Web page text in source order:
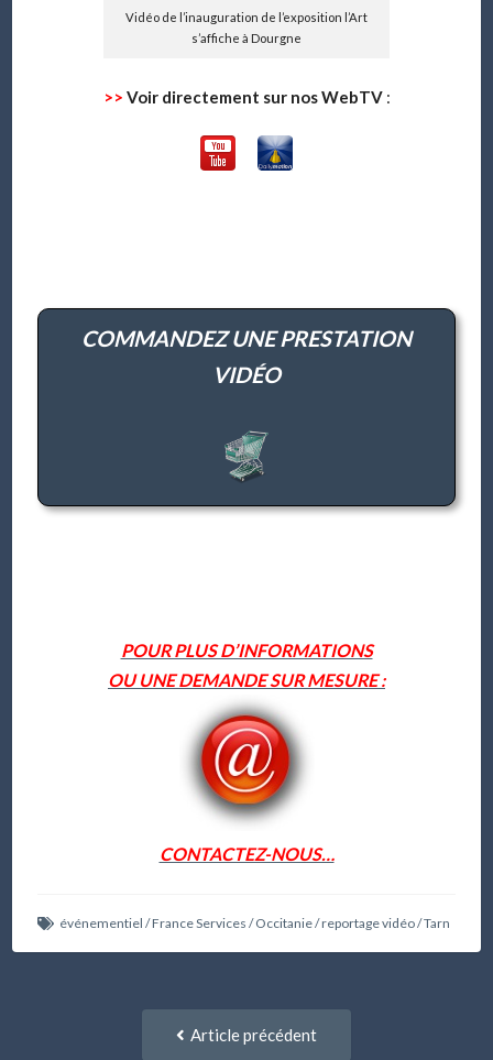
Vidéo de l’inauguration de l’exposition l’Art
s’affiche à Dourgne
>> Voir directement sur nos WebTV:
COMMANDEZ UNE PRESTATION
VIDÉO
POUR PLUS D’INFORMATIONS
OU UNE DEMANDE SUR MESURE :
CONTACTEZ-NOUS…
événementiel /France Services /Occitanie/reportage vidéo/Tarn
NavigationArticle précédent